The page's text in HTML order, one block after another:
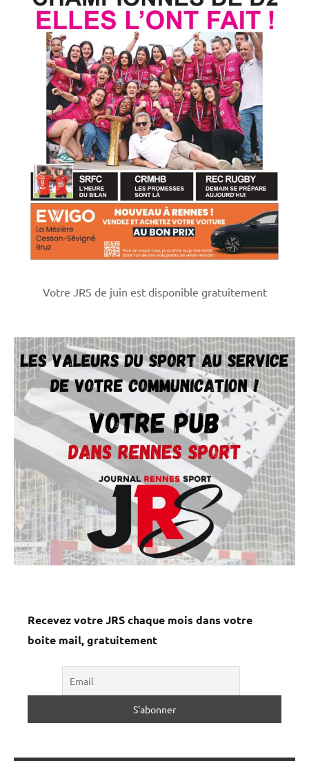
Votre JRS de juin est disponible gratuitement
Recevez votre JRS chaque mois dans votre
boite mail, gratuitement